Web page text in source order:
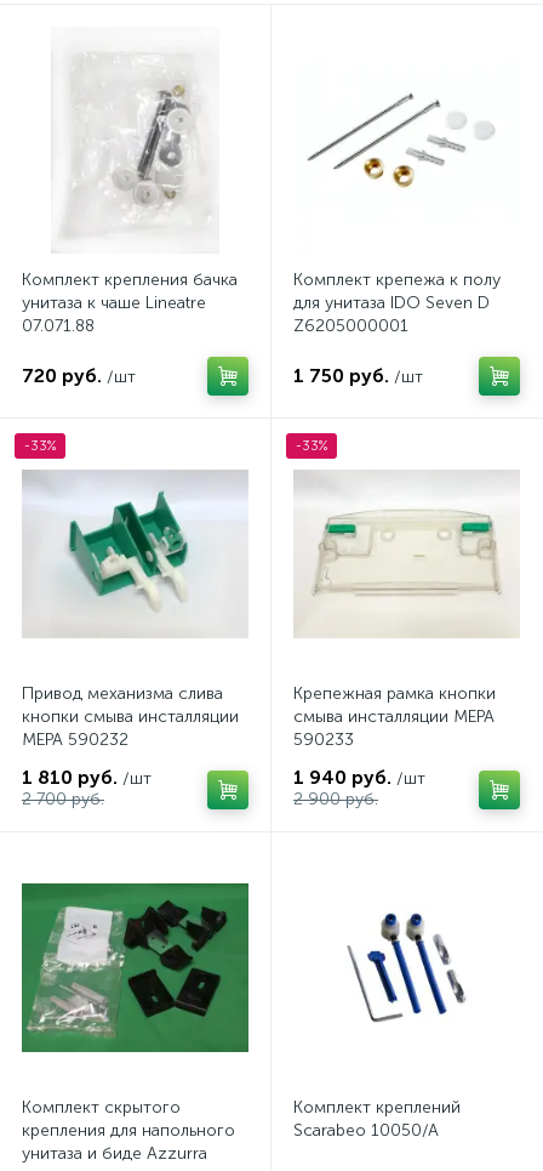
Комплект крепления бачка
унитаза к чаше Lineatre
07.071.88
720 руб. /шт
Комплект крепежа к полу
для унитаза IDO Seven D
Z6205000001
1 750 руб. /шт
-33%
Привод механизма слива
кнопки смыва инсталляции
MEPA 590232
1 810 руб. /шт
2 700 руб.
-33%
Крепежная рамка кнопки
смыва инсталляции MEPA
590233
1 940 руб. /шт
2 900 руб.
Комплект скрытого
крепления для напольного
унитаза и биде Azzurra
Комплект креплений
Scarabeo 10050/A